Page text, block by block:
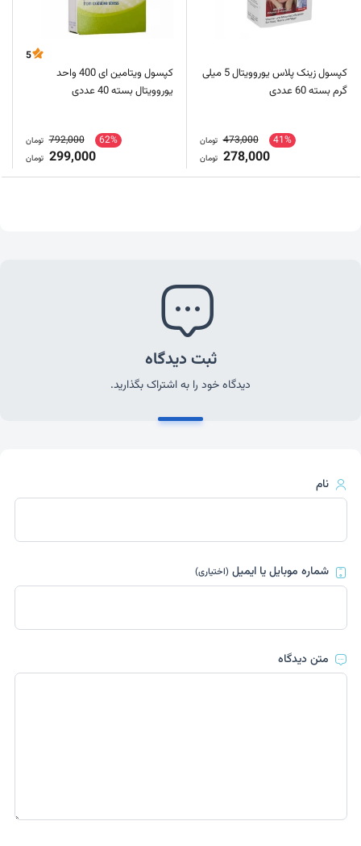
کپسول زینک پلاس یوروویتال 5 میلی
گرم بسته 60 عددی
41%
473,000 تومان
278,000 تومان
5
کپسول ویتامین ای 400 واحد
یوروویتال بسته 40 عددی
62%
792,000 تومان
299,000 تومان
ثبت دیدگاه
دیدگاه خود را به اشتراک بگذارید.
نام
شماره موبایل یا ایمیل(اختیاری)
متن دیدگاه